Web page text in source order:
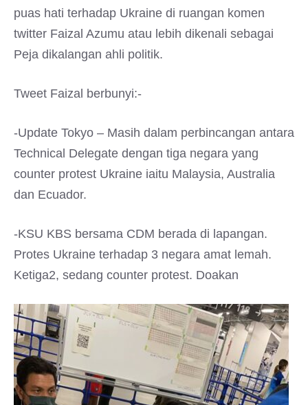
puas hati terhadap Ukraine di ruangan komen
twitter Faizal Azumu atau lebih dikenali sebagai
Peja dikalangan ahli politik.
Tweet Faizal berbunyi:-
-Update Tokyo – Masih dalam perbincangan antara
Technical Delegate dengan tiga negara yang
counter protest Ukraine iaitu Malaysia, Australia
dan Ecuador.
-KSU KBS bersama CDM berada di lapangan.
Protes Ukraine terhadap 3 negara amat lemah.
Ketiga2, sedang counter protest. Doakan